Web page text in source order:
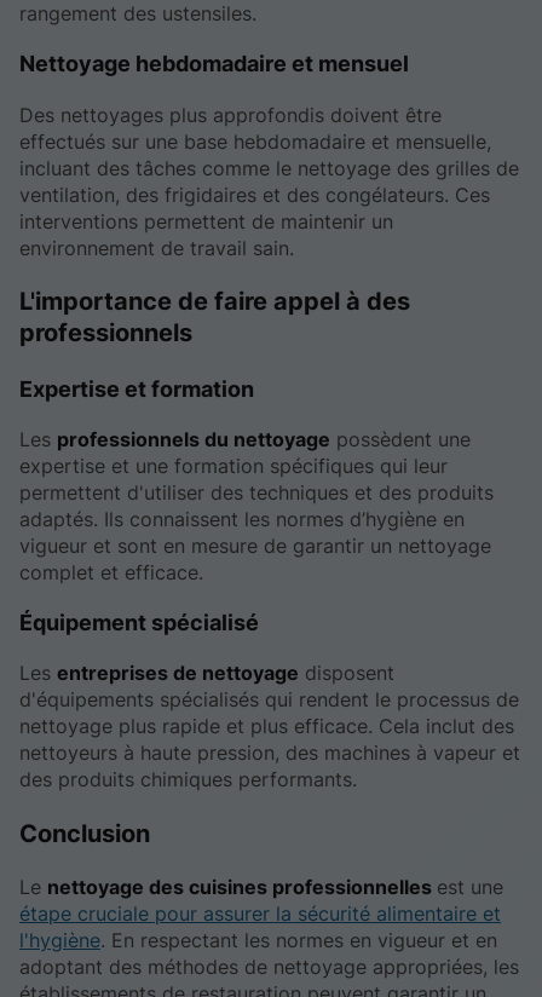
rangement des ustensiles.
Nettoyage hebdomadaire et mensuel
Des nettoyages plus approfondis doivent être
effectués sur une base hebdomadaire et mensuelle,
incluant des tâches comme le nettoyage des grilles de
ventilation, des frigidaires et des congélateurs. Ces
interventions permettent de maintenir un
environnement de travail sain.
L'importance de faire appel à des
professionnels
Expertise et formation
Les professionnels du nettoyage possèdent une
expertise et une formation spécifiques qui leur
permettent d'utiliser des techniques et des produits
adaptés. Ils connaissent les normes d’hygiène en
vigueur et sont en mesure de garantir un nettoyage
complet et efficace.
Équipement spécialisé
Les entreprises de nettoyage disposent
d'équipements spécialisés qui rendent le processus de
nettoyage plus rapide et plus efficace. Cela inclut des
nettoyeurs à haute pression, des machines à vapeur et
des produits chimiques performants.
Conclusion
Le nettoyage des cuisines professionnelles est une
étape cruciale pour assurer la sécurité alimentaire et
l'hygiène. En respectant les normes en vigueur et en
adoptant des méthodes de nettoyage appropriées, les